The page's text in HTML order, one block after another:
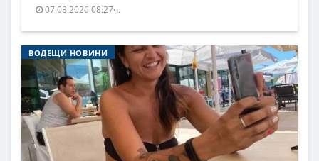
07.08.2026 08:27ч.
ВОДЕЩИ НОВИНИ